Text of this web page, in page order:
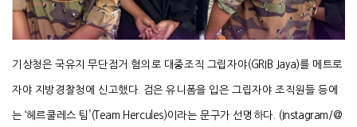
기상청은 국유지 무단점거 혐의로 대중조직 그립자야(GRIB Jaya)를 메트로
자야 지방경찰청에 신고했다. 검은 유니폼을 입은 그립자야 조직원들 등에
는 ‘헤르쿨레스 팀’(Team Hercules)이라는 문구가 선명하다. (Instagram/@